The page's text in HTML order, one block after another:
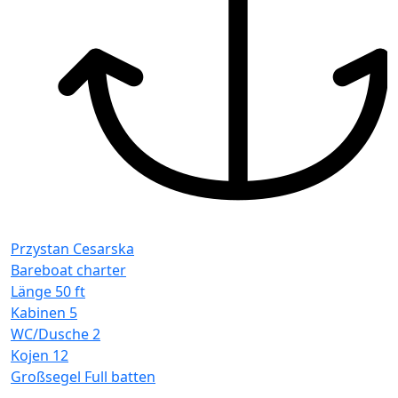
Przystan Cesarska
Bareboat charter
Länge 50 ft
Kabinen 5
WC/Dusche2
Kojen 12
Großsegel Full batten